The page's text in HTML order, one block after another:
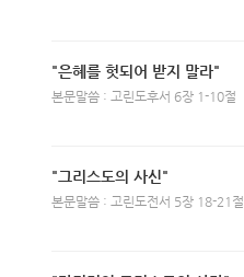
"은혜를 헛되어 받지 말라"
본문말씀 : 고린도후서 6장 1-10절
"그리스도의 사신"
본문말씀 : 고린도전서 5장 18-21절